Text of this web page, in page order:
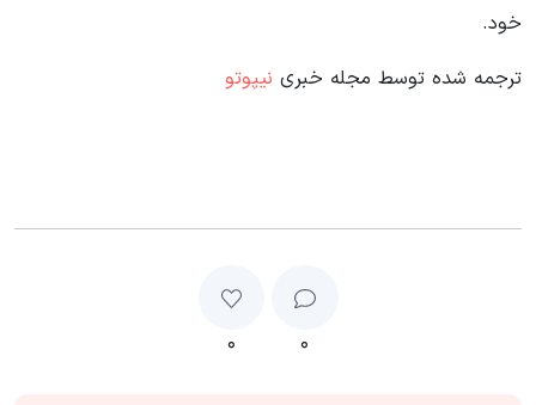
خود.
ترجمه شده توسط مجله خبری نیپوتو
۰ ۰